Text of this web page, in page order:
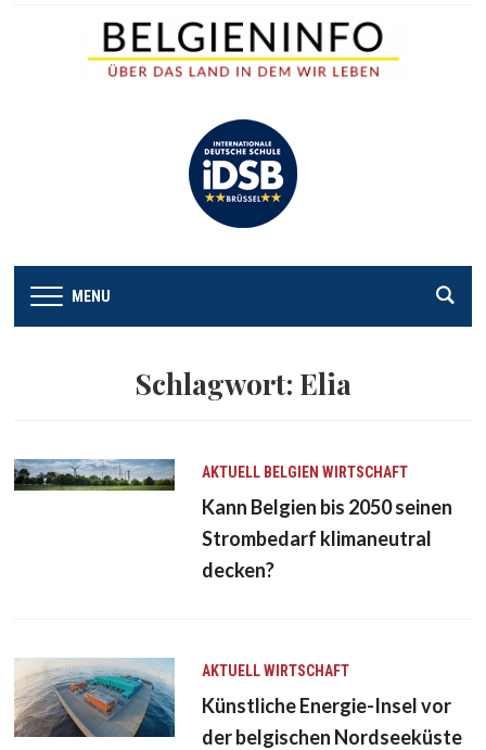
MENU
Schlagwort: Elia
AKTUELL BELGIEN WIRTSCHAFT
Kann Belgien bis 2050 seinen
Strombedarf klimaneutral
decken?
AKTUELLWIRTSCHAFT
Künstliche Energie-Insel vor
der belgischen Nordseeküste